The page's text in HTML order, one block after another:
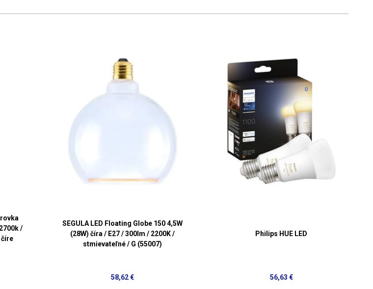
/
číre
SEGULA LED Floating Globe 150 4,5W
(28W) číra / E27 / 300lm / 2200K /
stmievateľné / G (55007)
58,62 €
Philips HUE LED
56,63 €